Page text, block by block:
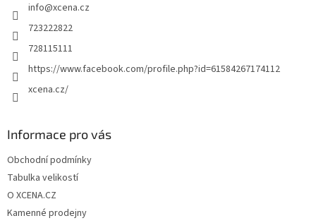
info@xcena.cz
723222822
728115111
https://www.facebook.com/profile.php?id=61584267174112
xcena.cz/
Informace pro vás
Obchodní podmínky
Tabulka velikostí
O XCENA.CZ
Kamenné prodejny